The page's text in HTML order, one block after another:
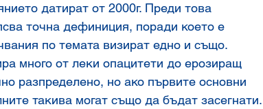
датират от 2000г. Преди това
точна дефиниция, поради което е
по темата визират едно и също.
много от леки опацитети до ерозиращ
разпределено, но ако първите основни
такива могат също да бъдат засегнати.